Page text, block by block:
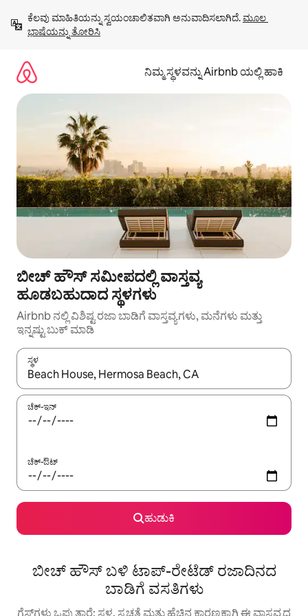
ಹೋಗಿ
ಕೆಲವು ಮಾಹಿತಿಯನ್ನು ಸ್ವಯಂಚಾಲಿತವಾಗಿ ಅನುವಾದಿಸಲಾಗಿದೆ. ಮೂಲ
ಭಾಷೆಯನ್ನು ತೋರಿಸಿ
ನಿಮ್ಮ ಸ್ಥಳವನ್ನು Airbnb ಯಲ್ಲಿ ಹಾಕಿ
ಬೀಚ್ ಹೌಸ್ ಸಮೀಪದಲ್ಲಿ ವಾಸ್ತವ್ಯ
ಹೂಡಬಹುದಾದ ಸ್ಥಳಗಳು
Airbnb ನಲ್ಲಿ ವಿಶಿಷ್ಟ ರಜಾ ಬಾಡಿಗೆ ವಾಸ್ತವ್ಯಗಳು, ಮನೆಗಳು ಮತ್ತು
ಇನ್ನಷ್ಟು ಬುಕ್ ಮಾಡಿ
ಸ್ಥಳ
ಫಲಿತಾಂಶಗಳು ಲಭ್ಯವಿರುವಾಗ, ಅಪ್ ಮತ್ತು ಡೌನ್ ಬಾಣದ ಕೀಲಿಗಳೊಂದಿಗೆ
ಚೆಕ್-ಇನ್
ಚೆಕ್-ಔಟ್
ಹುಡುಕಿ
ಬೀಚ್ ಹೌಸ್ ಬಳಿ ಟಾಪ್-ರೇಟೆಡ್ ರಜಾದಿನದ
ಬಾಡಿಗೆ ವಸತಿಗಳು
ಗೆಸ್ಟ್‌ಗಳು ಒಪ್ಪುತ್ತಾರೆ: ಸ್ಥಳ, ಸ್ವಚ್ಛತೆ ಮತ್ತು ಹೆಚ್ಚಿನ ಕಾರಣಕ್ಕಾಗಿ ಈ ವಾಸ್ತವ್ಯದ